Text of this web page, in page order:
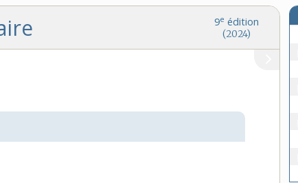
9e édition
(2024)